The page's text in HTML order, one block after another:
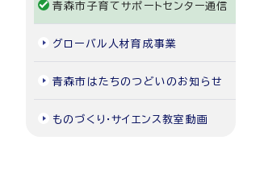
青森市子育てサポートセンター通信
グローバル人材育成事業
青森市はたちのつどいのお知らせ
ものづくり・サイエンス教室動画